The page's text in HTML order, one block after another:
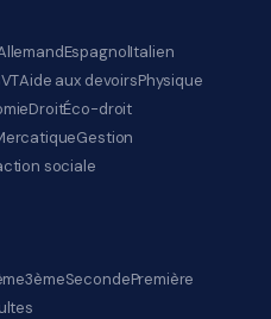
EspagnolItalien
Aide aux devoirsPhysique
DroitÉco-droit
Gestion
sociale
3èmeSecondePremière